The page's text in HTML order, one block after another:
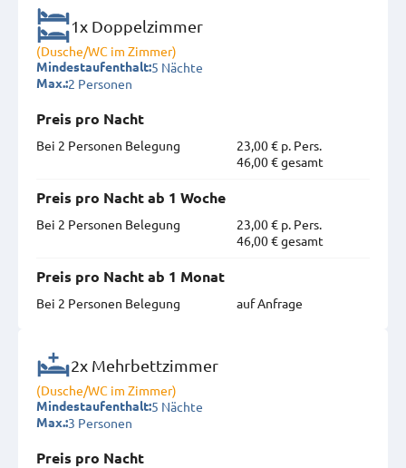
1x Doppelzimmer
(Dusche/WC im Zimmer)
Mindestaufenthalt:5 Nächte
Max.:2 Personen
Preis pro Nacht
Bei 2 Personen Belegung
23,00 € p. Pers.
46,00 € gesamt
Preis pro Nacht ab 1 Woche
Bei 2 Personen Belegung
23,00 € p. Pers.
46,00 € gesamt
Preis pro Nacht ab 1 Monat
Bei 2 Personen Belegung
auf Anfrage
2x Mehrbettzimmer
(Dusche/WC im Zimmer)
Mindestaufenthalt:5 Nächte
Max.:3 Personen
Preis pro Nacht